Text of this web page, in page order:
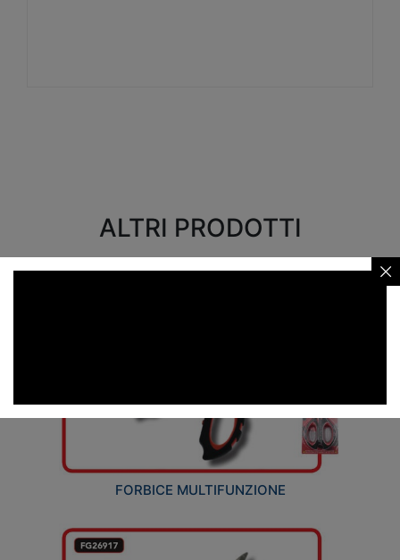
ALTRI PRODOTTI
FORBICE MULTIFUNZIONE